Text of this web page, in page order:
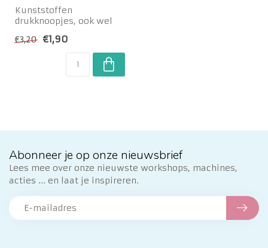
Kunststoffen
drukknoopjes, ook wel
Ideaal voor kinderkle...
€3,20 €1,90
Abonneer je op onze nieuwsbrief
Lees mee over onze nieuwste workshops, machines,
acties ... en laat je inspireren.